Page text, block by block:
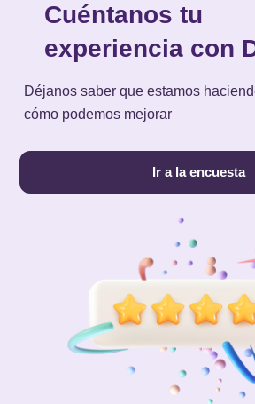
Cuéntanos tu
experiencia con
Déjanos saber que estamos
cómo podemos mejorar
Ir a la encuesta